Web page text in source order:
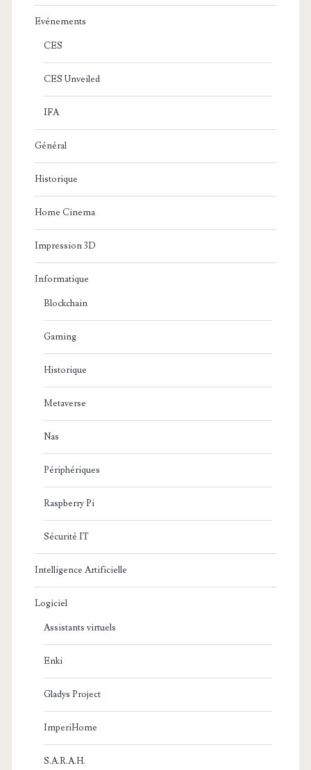
Evénements
CES
CES Unveiled
IFA
Général
Historique
Home Cinema
Impression 3D
Informatique
Blockchain
Gaming
Historique
Metaverse
Nas
Périphériques
Raspberry Pi
Sécurité IT
Intelligence Artificielle
Logiciel
Assistants virtuels
Enki
Gladys Project
ImperiHome
S.A.R.A.H.